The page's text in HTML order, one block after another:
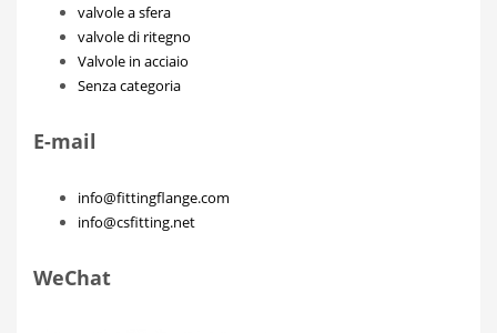
valvole a sfera
valvole di ritegno
Valvole in acciaio
Senza categoria
E-mail
info@fittingflange.com
info@csfitting.net
WeChat